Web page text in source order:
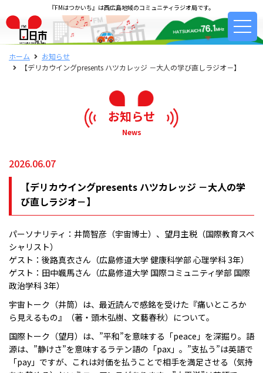
『FMはつかいち』は西広島地域のコミュニティラジオ局です。
ホーム
お知らせ
【デリカウイングpresents ハツカレッジ －大人の学び直しラジオ－】
お知らせ
News
2026.06.07
【デリカウイングpresents ハツカレッジ －大人の学
び直しラジオ－】
パーソナリティ：井筒智彦（宇宙博士）、望月主税（国際教育スペ
シャリスト）
ゲスト：後路真衣さん（広島修道大学 健康科学部 心理学科 3年）
ゲスト：田中颯馬さん（広島修道大学 国際コミュニティ学部 国際
政治学科 3年）
宇宙トーク（井筒）は、最近読んで感銘を受けた『痛いところか
ら見えるもの』（著・頭木弘樹、文藝春秋）について。
国際トーク（望月）は、”平和”を意味する「peace」を深掘り。語
源は、”静けさ”を意味するラテン語の「pax」。”支払う”は英語で
「pay」ですが、これは対価を払うことで相手を満足させる（気持